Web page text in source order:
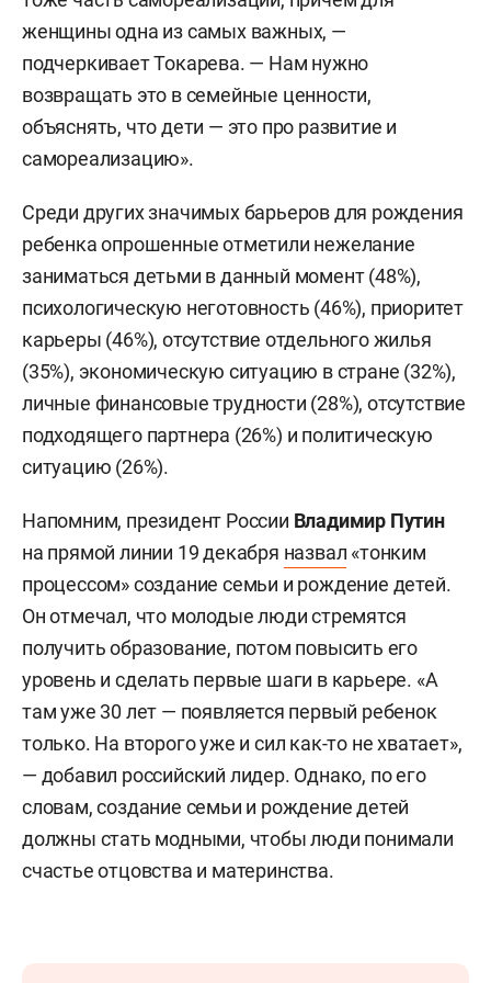
женщины одна из самых важных, —
подчеркивает Токарева. — Нам нужно
возвращать это в семейные ценности,
объяснять, что дети — это про развитие и
самореализацию».
Среди других значимых барьеров для рождения
ребенка опрошенные отметили нежелание
заниматься детьми в данный момент (48%),
психологическую неготовность (46%), приоритет
карьеры (46%), отсутствие отдельного жилья
(35%), экономическую ситуацию в стране (32%),
личные финансовые трудности (28%), отсутствие
подходящего партнера (26%) и политическую
ситуацию (26%).
Напомним, президент России Владимир Путин
на прямой линии 19 декабря назвал «тонким
процессом» создание семьи и рождение детей.
Он отмечал, что молодые люди стремятся
получить образование, потом повысить его
уровень и сделать первые шаги в карьере. «А
там уже 30 лет — появляется первый ребенок
только. На второго уже и сил как-то не хватает»,
— добавил российский лидер. Однако, по его
словам, создание семьи и рождение детей
должны стать модными, чтобы люди понимали
счастье отцовства и материнства.